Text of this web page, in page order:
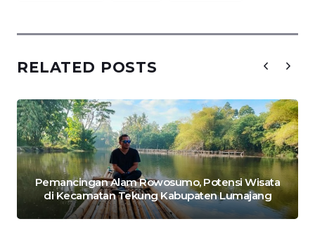
RELATED POSTS
Pemancingan Alam Rowosumo, Potensi Wisata
di Kecamatan Tekung Kabupaten Lumajang